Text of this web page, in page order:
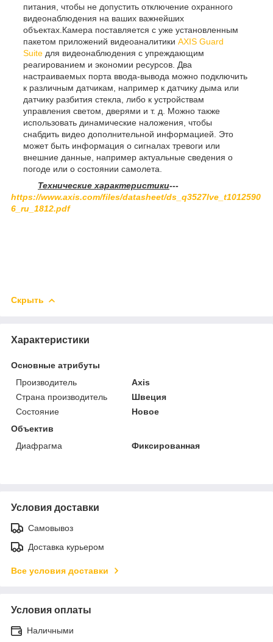
питания, чтобы не допустить отключение охранного
видеонаблюдения на ваших важнейших
объектах.Камера поставляется с уже установленным
пакетом приложений видеоаналитики AXIS Guard
Suite для видеонаблюдения с упреждающим
реагированием и экономии ресурсов. Два
настраиваемых порта ввода-вывода можно подключить
к различным датчикам, например к датчику дыма или
датчику разбития стекла, либо к устройствам
управления светом, дверями и т. д. Можно также
использовать динамические наложения, чтобы
снабдить видео дополнительной информацией. Это
может быть информация о сигналах тревоги или
внешние данные, например актуальные сведения о
погоде или о состоянии самолета.
Технические характеристики---
https://www.axis.com/files/datasheet/ds_q3527lve_t1012590
6_ru_1812.pdf
Скрыть
Характеристики
Основные атрибуты
Производитель
Axis
Страна производитель
Швеция
Состояние
Новое
Объектив
Диафрагма
Фиксированная
Условия доставки
Самовывоз
Доставка курьером
Все условия доставки
Условия оплаты
Наличными